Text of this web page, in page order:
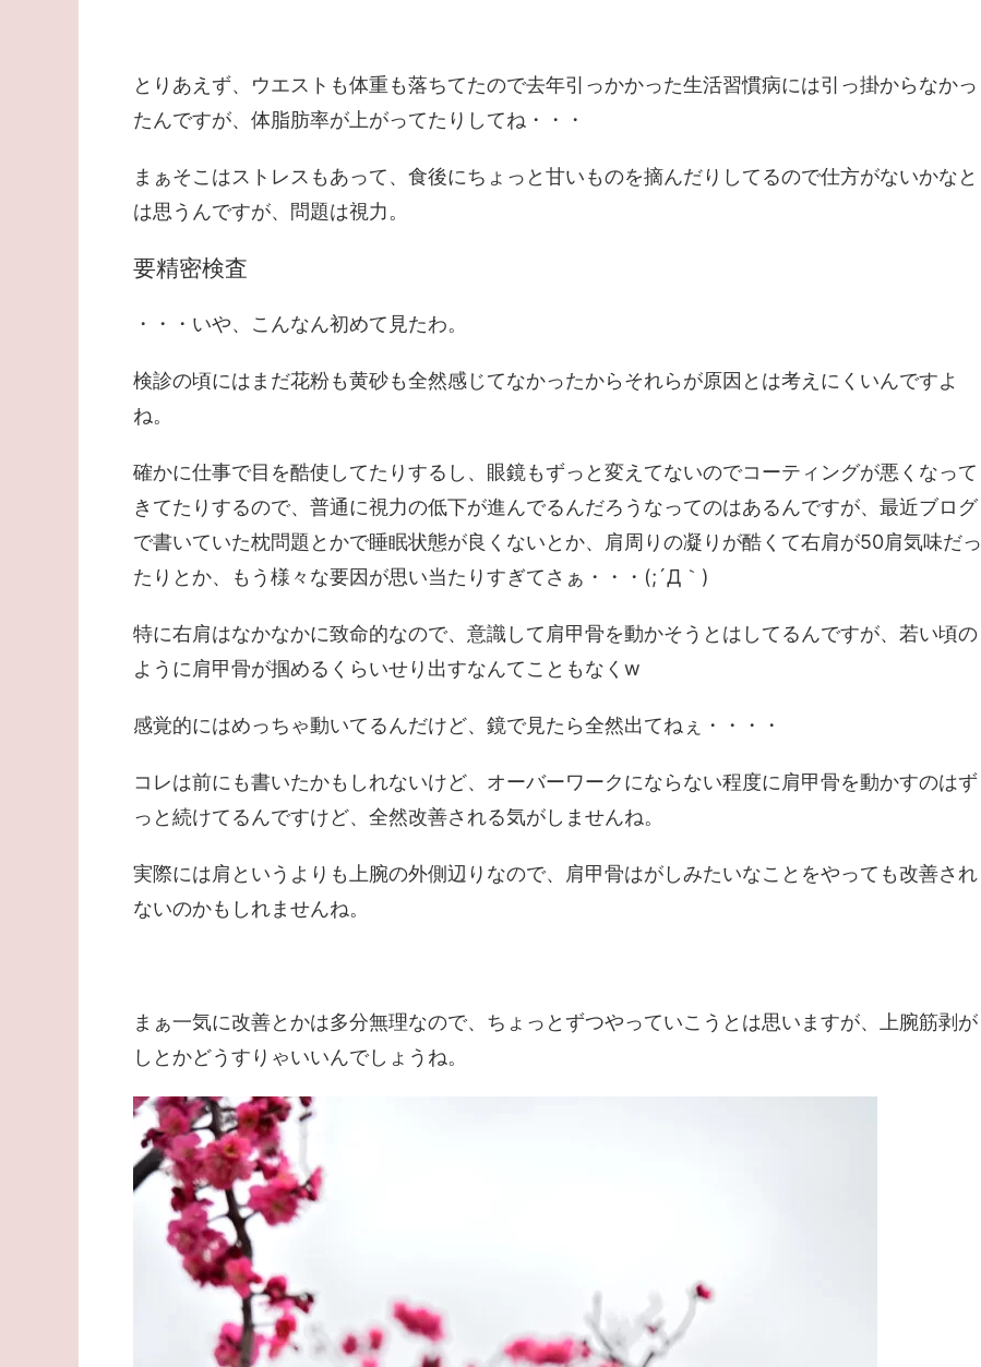
とりあえず、ウエストも体重も落ちてたので去年引っかかった生活習慣病には引っ掛からなかっ
たんですが、体脂肪率が上がってたりしてね・・・
まぁそこはストレスもあって、食後にちょっと甘いものを摘んだりしてるので仕方がないかなと
は思うんですが、問題は視力。
要精密検査
・・・いや、こんなん初めて見たわ。
検診の頃にはまだ花粉も黄砂も全然感じてなかったからそれらが原因とは考えにくいんですよ
ね。
確かに仕事で目を酷使してたりするし、眼鏡もずっと変えてないのでコーティングが悪くなって
きてたりするので、普通に視力の低下が進んでるんだろうなってのはあるんですが、最近ブログ
で書いていた枕問題とかで睡眠状態が良くないとか、肩周りの凝りが酷くて右肩が50肩気味だっ
たりとか、もう様々な要因が思い当たりすぎてさぁ・・・(;´Д｀)
特に右肩はなかなかに致命的なので、意識して肩甲骨を動かそうとはしてるんですが、若い頃の
ように肩甲骨が掴めるくらいせり出すなんてこともなくw
感覚的にはめっちゃ動いてるんだけど、鏡で見たら全然出てねぇ・・・・
コレは前にも書いたかもしれないけど、オーバーワークにならない程度に肩甲骨を動かすのはず
っと続けてるんですけど、全然改善される気がしませんね。
実際には肩というよりも上腕の外側辺りなので、肩甲骨はがしみたいなことをやっても改善され
ないのかもしれませんね。
まぁ一気に改善とかは多分無理なので、ちょっとずつやっていこうとは思いますが、上腕筋剥が
しとかどうすりゃいいんでしょうね。